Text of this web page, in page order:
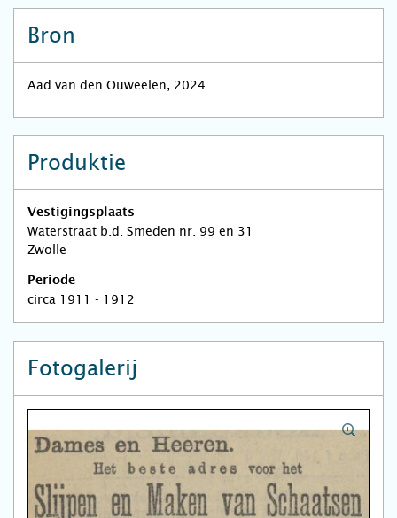
Bron
Aad van den Ouweelen, 2024
Produktie
Vestigingsplaats
Waterstraat b.d. Smeden nr. 99 en 31
Zwolle
Periode
circa 1911 - 1912
Fotogalerij